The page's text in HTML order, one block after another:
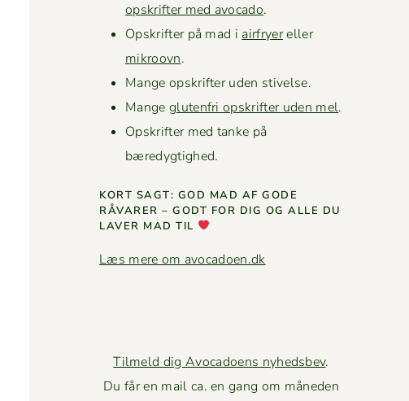
opskrifter med avo­ca­do.
Opskrifter på mad i air­fry­ereller
mikroovn.
Mange opskrifter uden stivelse.
Mange gluten­fri opskrifter uden mel.
Opskrifter med tanke på
bæredygtighed.
KORT SAGT: GOD MAD AF GODE
RÅVAR­ER – GODT FOR DIG OG ALLE DU
LAVER MAD TIL
Læs mere om avocadoen.dk
Tilmeld dig Avocadoens nyhedsbev.
Du får en mail ca. en gang om måneden